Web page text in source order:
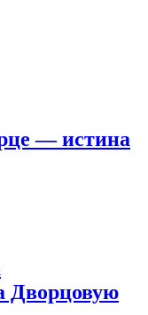
— истина
Дворцовую